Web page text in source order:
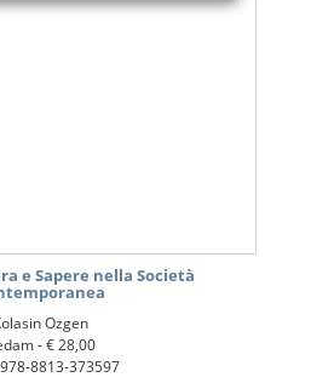
e Sapere nella Società
Ozgen
-€ 28,00
8813-373597